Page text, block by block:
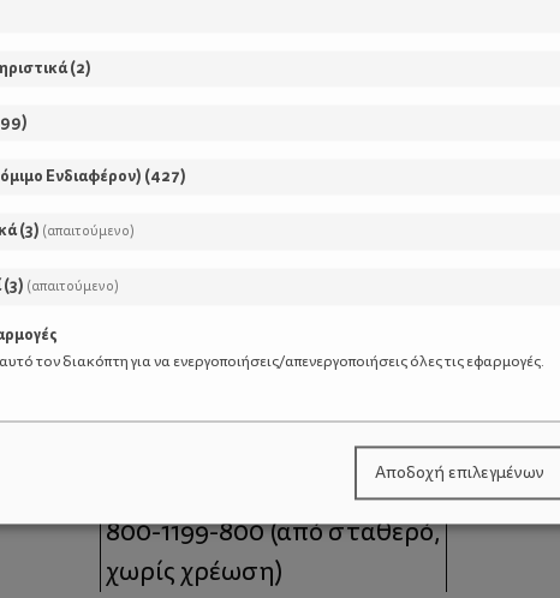
είναι αυτό
Τηλέφωνο Επικοινωνίας:
800-1199-800(από σταθερό,
χωρίς χρέωση)
(2)
)
Ενδιαφέρον) (427)
(3) (απαιτούμενο)
(3) (απαιτούμενο)
τον διακόπτη για να ενεργοποιήσεις/απενεργοποιήσεις όλες τις εφαρμογές.
Αποδοχή επιλεγμένων